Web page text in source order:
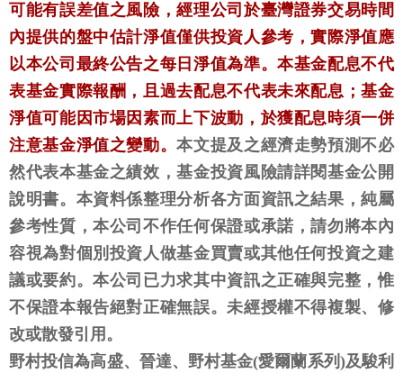
可能有誤差值之風險，經理公司於臺灣證券交易時間
內提供的盤中估計淨值僅供投資人參考，實際淨值應
以本公司最終公告之每日淨值為準。本基金配息不代
表基金實際報酬，且過去配息不代表未來配息；基金
淨值可能因市場因素而上下波動，於獲配息時須一併
注意基金淨值之變動。本文提及之經濟走勢預測不必
然代表本基金之績效，基金投資風險請詳閱基金公開
說明書。本資料係整理分析各方面資訊之結果，純屬
參考性質，本公司不作任何保證或承諾，請勿將本內
容視為對個別投資人做基金買賣或其他任何投資之建
議或要約。本公司已力求其中資訊之正確與完整，惟
不保證本報告絕對正確無誤。未經授權不得複製、修
改或散發引用。
野村投信為高盛、晉達、野村基金(愛爾蘭系列)及駿利